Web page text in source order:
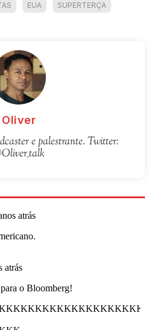
EUA SUPERTERÇA
Oliver
e palestrante. Twitter: